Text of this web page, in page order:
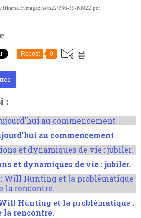
magazine/n22/P36-39-KM22.pdf
Repost 0
:
au commencement
et dynamiques de vie : jubiler.
Hunting et la problématique :
la rencontre.